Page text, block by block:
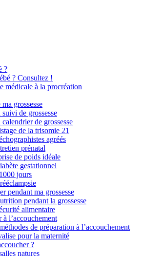
?
? Consultez !
médicale à la procréation
grossesse
de grossesse
de grossesse
de la trisomie 21
agréés
prénatal
de poids idéale
gestationnel
jours
pendant ma grossesse
pendant la grossesse
alimentaire
à l’accouchement
de préparation à l’accouchement
pour la maternité
?
natures